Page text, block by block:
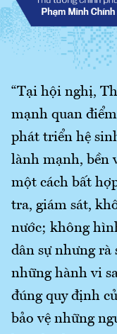
“Tại hội nghị,
mạnh quan
phát triển hệ
lành mạnh, bền
một cách bất
tra, giám sát,
nước; không
dân sự nhưng rà
những hành vi
đúng quy định
bảo vệ những